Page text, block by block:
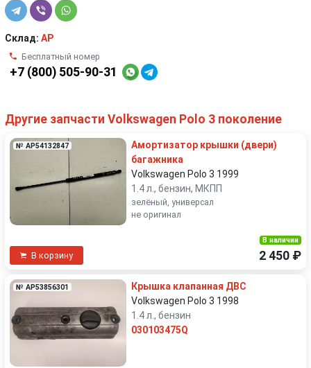
Склад: AP
Бесплатный номер
+7 (800) 505-90-31
Другие запчасти Volkswagen Polo 3 поколение
№ AP54132847
Амортизатор крышки (двери)
багажника
Volkswagen Polo 3 1999
1.4 л., бензин, МКПП
зелёный, универсал
не оригинал
В корзину
В наличии
2 450 ₽
№ AP53856301
Крышка клапанная ДВС
Volkswagen Polo 3 1998
1.4 л., бензин
030103475Q